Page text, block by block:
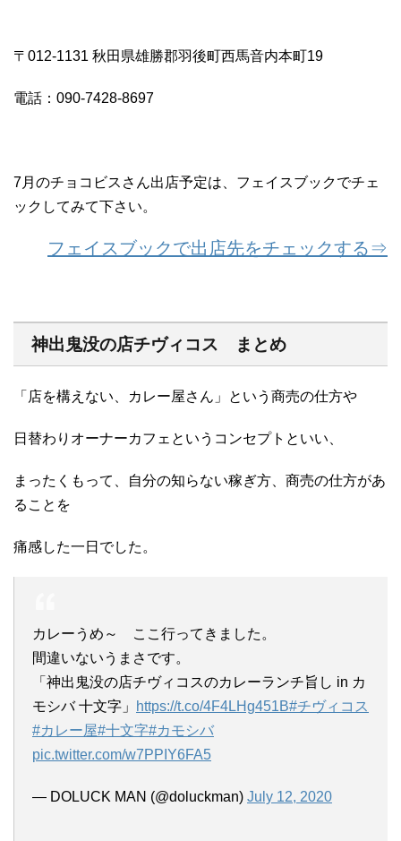
〒012-1131 秋田県雄勝郡羽後町西馬音内本町19
電話：090-7428-8697
7月のチョコビスさん出店予定は、フェイスブックでチェ
ックしてみて下さい。
フェイスブックで出店先をチェックする⇒
神出鬼没の店チヴィコス まとめ
「店を構えない、カレー屋さん」という商売の仕方や
日替わりオーナーカフェというコンセプトといい、
まったくもって、自分の知らない稼ぎ方、商売の仕方があ
ることを
痛感した一日でした。
カレーうめ～ ここ行ってきました。
間違いないうまさです。
「神出鬼没の店チヴィコスのカレーランチ旨し in カ
モシバ 十文字」
https://t.co/4F4LHg451B#チヴィコス
#カレー屋#十文字#カモシバ
pic.twitter.com/w7PPIY6FA5
— DOLUCK MAN (@doluckman) July 12, 2020